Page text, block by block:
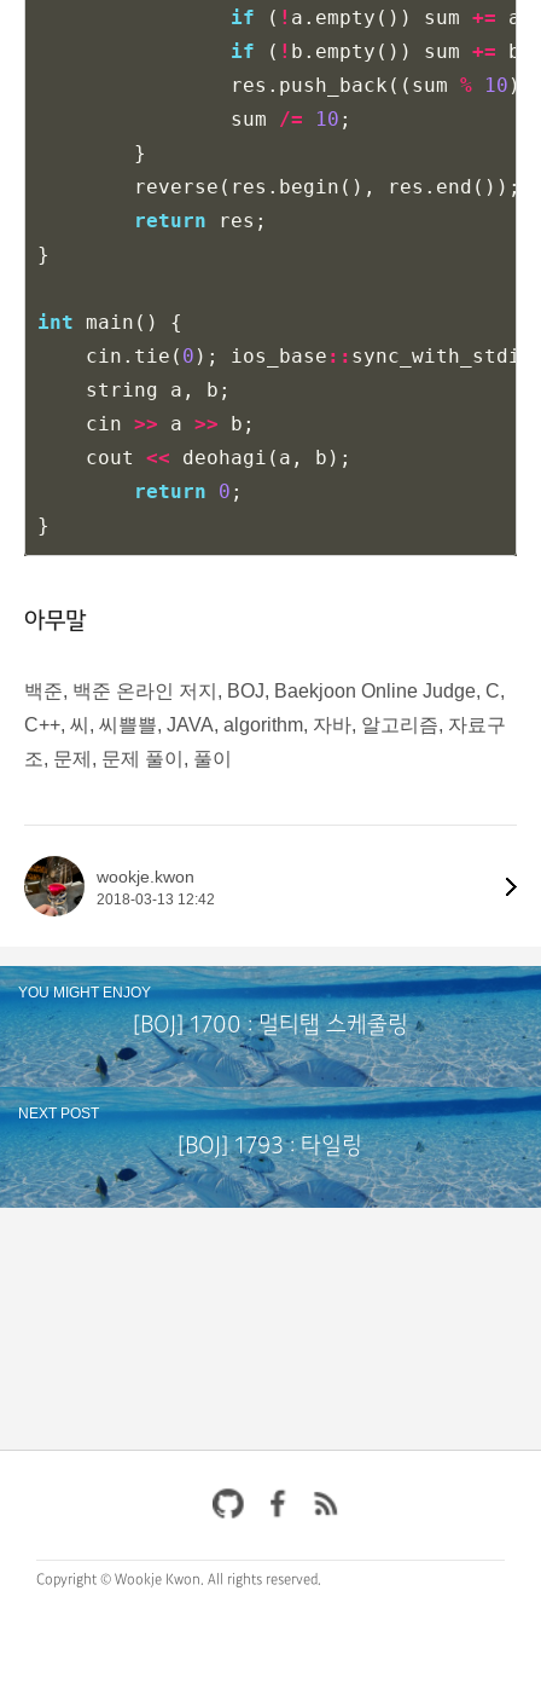
if
( ! a . empty ()) sum += a
if
( ! b . empty ()) sum += b
res . push_back (( sum % 10 )
sum
/= 10 ;
}
reverse ( res . begin (), res . end ());
return
res ;
}
int main ()
{
cin . tie ( 0 ); ios_base :: sync_with_stdio
string
a , b ;
cin >> a >> b ;
cout
<< deohagi ( a , b );
return
0 ;
}
아무말
백준, 백준 온라인 저지, BOJ, Baekjoon Online Judge, C,
C++, 씨, 씨쁠쁠, JAVA, algorithm, 자바, 알고리즘, 자료구
조, 문제, 문제 풀이, 풀이
wookje.kwon
2018-03-13 12:42
[BOJ] 1700 : 멀티탭 스케줄링
YOU MIGHT ENJOY
[BOJ] 1793 : 타일링
NEXT POST
Copyright © Wookje Kwon. All rights reserved.